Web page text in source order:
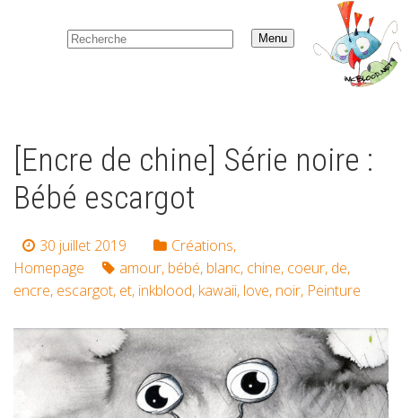
Menu
[Encre de chine] Série noire :
Bébé escargot
30 juillet 2019 Créations,
Homepage
amour, bébé, blanc, chine, coeur, de,
encre, escargot, et, inkblood, kawaii, love, noir, Peinture